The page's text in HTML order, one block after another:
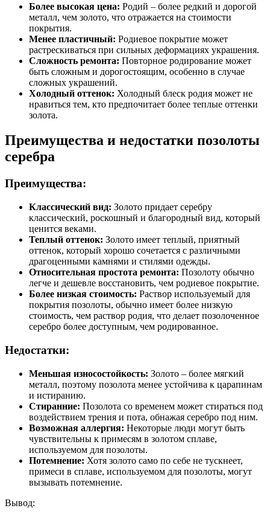
Более высокая цена: Родий – более редкий и дорогой
металл, чем золото, что отражается на стоимости
покрытия.
Менее пластичный: Родиевое покрытие может
растрескиваться при сильных деформациях украшения.
Сложность ремонта: Повторное родирование может
быть сложным и дорогостоящим, особенно в случае
сложных украшений.
Холодный оттенок: Холодный блеск родия может не
нравиться тем, кто предпочитает более теплые оттенки
золота.
Преимущества и недостатки позолоты
серебра
Преимущества:
Классический вид: Золото придает серебру
классический, роскошный и благородный вид, который
ценится веками.
Теплый оттенок: Золото имеет теплый, приятный
оттенок, который хорошо сочетается с различными
драгоценными камнями и стилями одежды.
Относительная простота ремонта: Позолоту обычно
легче и дешевле восстановить, чем родиевое покрытие.
Более низкая стоимость: Раствор используемый для
покрытия позолоты, обычно имеет более низкую
стоимость, чем раствор родия, что делает позолоченное
серебро более доступным, чем родированное.
Недостатки:
Меньшая износостойкость: Золото – более мягкий
металл, поэтому позолота менее устойчива к царапинам
и истиранию.
Стиранние: Позолота со временем может стираться под
воздействием трения и пота, обнажая серебро под ним.
Возможная аллергия: Некоторые люди могут быть
чувствительны к примесям в золотом сплаве,
используемом для позолоты.
Потемнение: Хотя золото само по себе не тускнеет,
примеси в сплаве, используемом для позолоты, могут
вызывать потемнение.
Вывод: